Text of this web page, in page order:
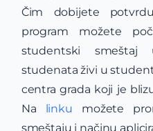
Čim dobijete
program možete
studentski smeštaj
studenata živi u
centra grada koji je
Na linku možete
smeštaju i načinu